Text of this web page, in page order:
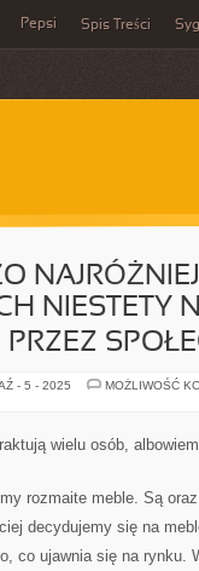
Pepsi Spis Treści
NIESTETY
- 5 - 2025
MOŻLIWOŚĆ
wielu osób,
rozmaite meble. Są
decydujemy się na
co ujawnia się na rynku.